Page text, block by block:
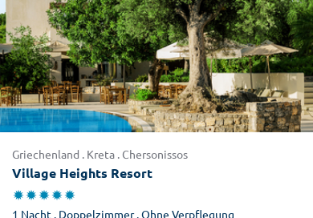
Griechenland . Kreta . Chersonissos
Village Heights Resort
1 Nacht . Doppelzimmer . Ohne Verpflegung